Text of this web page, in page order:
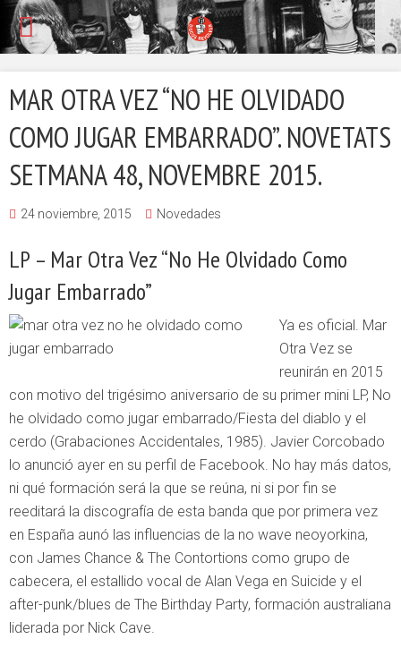
MAR OTRA VEZ “NO HE OLVIDADO
COMO JUGAR EMBARRADO”. NOVETATS
SETMANA 48, NOVEMBRE 2015.
24 noviembre, 2015 Novedades
LP – Mar Otra Vez “No He Olvidado Como
Jugar Embarrado”
Ya es oficial. Mar
Otra Vez se
reunirán en 2015
con motivo del trigésimo aniversario de su primer mini LP, No
he olvidado como jugar embarrado/Fiesta del diablo y el
cerdo (Grabaciones Accidentales, 1985). Javier Corcobado
lo anunció ayer en su perfil de Facebook. No hay más datos,
ni qué formación será la que se reúna, ni si por fin se
reeditará la discografía de esta banda que por primera vez
en España aunó las influencias de la no wave neoyorkina,
con James Chance & The Contortions como grupo de
cabecera, el estallido vocal de Alan Vega en Suicide y el
after-punk/blues de The Birthday Party, formación australiana
liderada por Nick Cave.